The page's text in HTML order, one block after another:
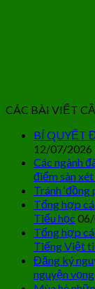
CÁC BÀI VIẾT
BÍ QUYẾT
12/07/2026
Các ngành
điểm sàn
Tránh ‘đồng
Tổng hợp
Tiểu học
Tổng hợp
Tiếng Việt
Đăng ký
nguyện